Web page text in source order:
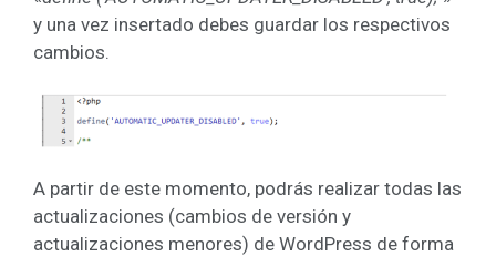
y una vez insertado debes guardar los respectivos
cambios.
A partir de este momento, podrás realizar todas las
actualizaciones (cambios de versión y
actualizaciones menores) de WordPress de forma